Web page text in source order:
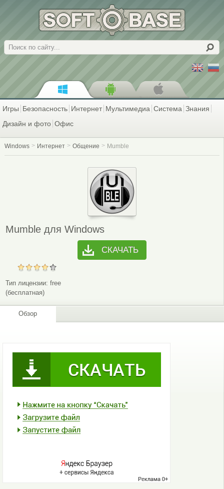
Поиск
Игры Безопасность Интернет Мультимедиа Система Знания
Дизайн и фото Офис
Windows Интернет Общение Mumble
Mumble для Windows
СКАЧАТЬ
Тип лицензии: free
(бесплатная)
Обзор